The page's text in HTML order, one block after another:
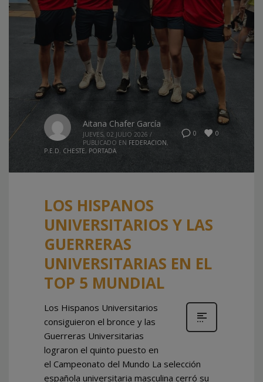
0 0
Aitana Chafer García
JUEVES, 02 JULIO 2026 /
PUBLICADO EN FEDERACION,
P.E.D. CHESTE, PORTADA
LOS HISPANOS
UNIVERSITARIOS Y LAS
GUERRERAS
UNIVERSITARIAS EN EL
TOP 5 MUNDIAL
Los Hispanos Universitarios
consiguieron el bronce y las
Guerreras Universitarias
lograron el quinto puesto en
el Campeonato del Mundo La selección
española universitaria masculina cerró su